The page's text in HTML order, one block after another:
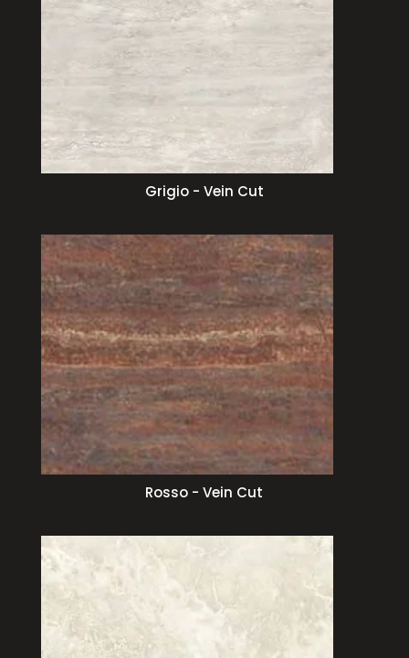
Grigio - Vein Cut
Rosso - Vein Cut